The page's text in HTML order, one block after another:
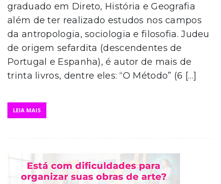
graduado em Direto, História e Geografia
além de ter realizado estudos nos campos
da antropologia, sociologia e filosofia. Judeu
de origem sefardita (descendentes de
Portugal e Espanha), é autor de mais de
trinta livros, dentre eles: “O Método” (6 […]
LEIA MAIS